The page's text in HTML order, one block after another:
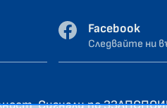
Facebook
Следвайте ни
Сигнали по